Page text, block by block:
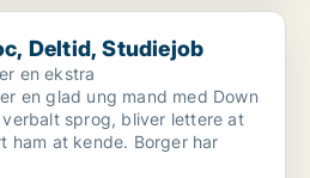
Studiejob
Deltid, Studiejob
en ekstra
en glad ung mand med Down
sprog, bliver lettere at
ham at kende. Borger har